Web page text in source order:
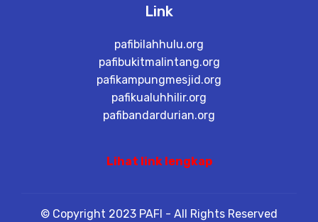
Link
pafibilahhulu.org
pafibukitmalintang.org
pafikampungmesjid.org
pafikualuhhilir.org
pafibandardurian.org
Lihat link lengkap
© Copyright 2023 PAFI - All Rights Reserved